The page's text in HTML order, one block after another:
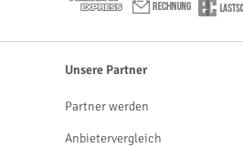
Unsere Partner
Partner werden
Anbietervergleich